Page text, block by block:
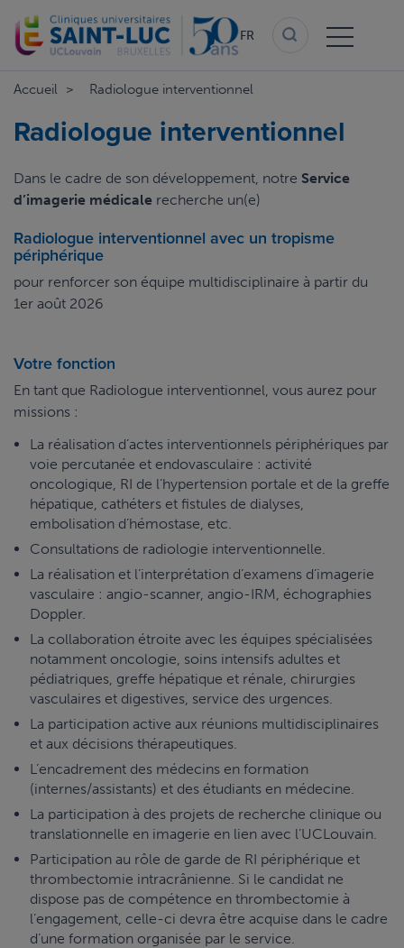
au
contenu
FR
Accueil Radiologue interventionnel
Radiologue interventionnel
Dans le cadre de son développement, notre Service
d’imagerie médicale recherche un(e)
Radiologue interventionnel avec un tropisme
périphérique
pour renforcer son équipe multidisciplinaire à partir du
1er août 2026
Votre fonction
En tant que Radiologue interventionnel, vous aurez pour
missions :
La réalisation d’actes interventionnels périphériques par
voie percutanée et endovasculaire : activité
oncologique, RI de l’hypertension portale et de la greffe
hépatique, cathéters et fistules de dialyses,
embolisation d’hémostase, etc.
Consultations de radiologie interventionnelle.
La réalisation et l’interprétation d’examens d’imagerie
vasculaire : angio-scanner, angio-IRM, échographies
Doppler.
La collaboration étroite avec les équipes spécialisées
notamment oncologie, soins intensifs adultes et
pédiatriques, greffe hépatique et rénale, chirurgies
vasculaires et digestives, service des urgences.
La participation active aux réunions multidisciplinaires
et aux décisions thérapeutiques.
L’encadrement des médecins en formation
(internes/assistants) et des étudiants en médecine.
La participation à des projets de recherche clinique ou
translationnelle en imagerie en lien avec l’UCLouvain.
Participation au rôle de garde de RI périphérique et
thrombectomie intracrânienne. Si le candidat ne
dispose pas de compétence en thrombectomie à
l’engagement, celle-ci devra être acquise dans le cadre
d’une formation organisée par le service.